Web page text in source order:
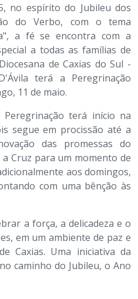
no espírito do Jubileu dos
do Verbo, com o tema
a fé se encontra com a
a todas as famílias de
de Caxias do Sul -
terá a Peregrinação
11 de maio.
terá início na
segue em procissão até a
das promessas do
Cruz para um momento de
aos domingos,
com uma bênção às
a força, a delicadeza e o
em um ambiente de paz e
Caxias. Uma iniciativa da
caminho do Jubileu, o Ano